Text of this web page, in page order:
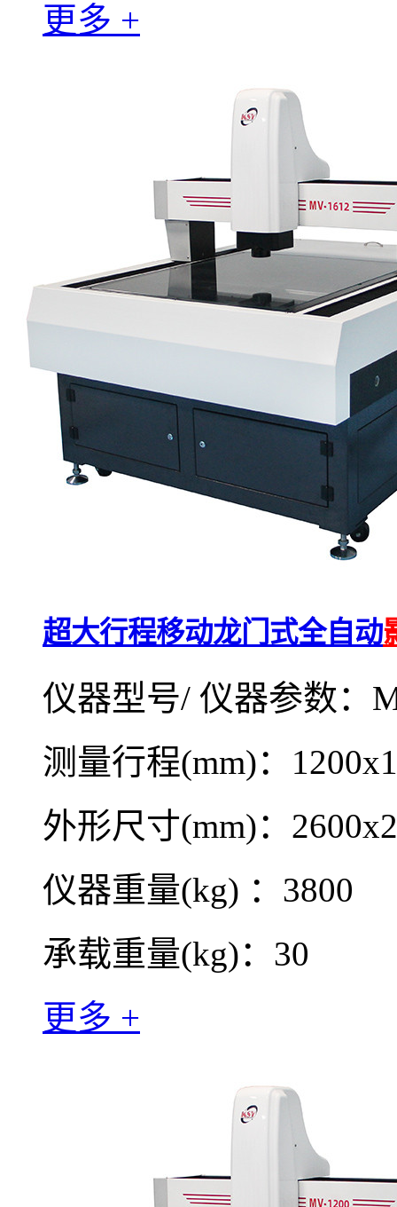
更多 +
超大行程移动龙门式全自动
仪器型号/ 仪器参数：
测量行程(mm)：
外形尺寸(mm)：
仪器重量(kg) ：3800
承载重量(kg)：30
更多 +